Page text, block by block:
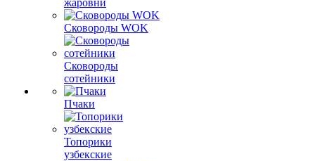
жаровни
Сковороды WOK
Сковороды
сотейники
Пчаки
Топорики
узбекские